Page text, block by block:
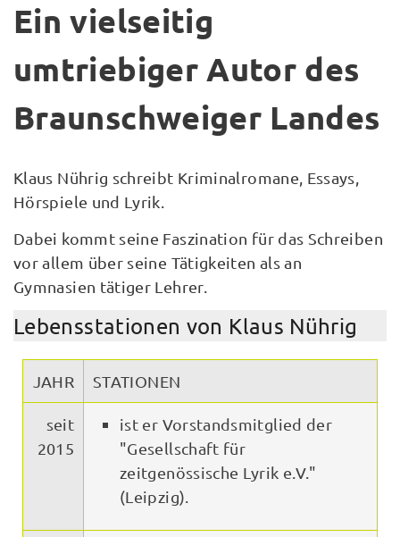
Ein vielseitig
umtriebiger Autor des
Braunschweiger Landes
Klaus Nührig schreibt Kriminalromane, Essays,
Hörspiele und Lyrik.
Dabei kommt seine Faszination für das Schreiben
vor allem über seine Tätigkeiten als an
Gymnasien tätiger Lehrer.
Lebensstationen von Klaus Nührig
JAHR STATIONEN
seit
2015
ist er Vorstandsmitglied der
"Gesellschaft für
zeitgenössische Lyrik e.V."
(Leipzig).